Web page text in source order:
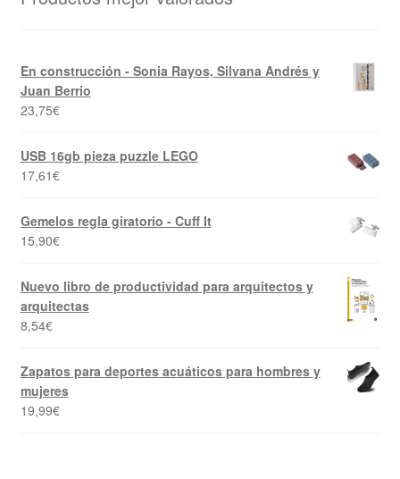
En construcción - Sonia Rayos, Silvana Andrés y
Juan Berrio
23,75€
USB 16gb pieza puzzle LEGO
17,61€
Gemelos regla giratorio - Cuff It
15,90€
Nuevo libro de productividad para arquitectos y
arquitectas
8,54€
Zapatos para deportes acuáticos para hombres y
mujeres
19,99€